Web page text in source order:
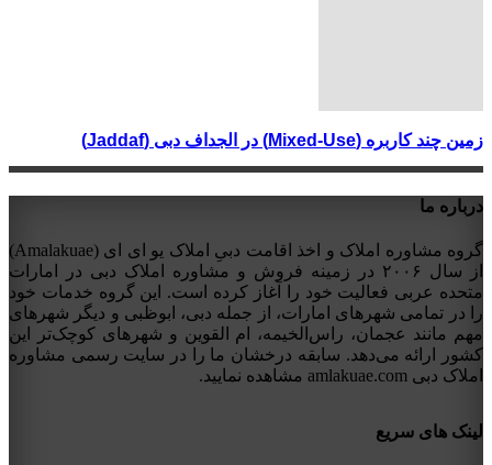
زمین چند کاربره (Mixed-Use) در الجداف دبی (Jaddaf)
درباره ما
گروه مشاوره املاک و اخذ اقامت دبیِ املاک یو ای ای (Amalakuae)
از سال ۲۰۰۶ در زمینه فروش و مشاوره املاک دبی در امارات
متحده عربی فعالیت خود را آغاز کرده است. این گروه خدمات خود
را در تمامی شهرهای امارات، از جمله دبی، ابوظبی و دیگر شهرهای
مهم مانند عجمان، راس‌الخیمه، ام القوین و شهرهای کوچک‌تر این
کشور ارائه می‌دهد. سابقه درخشان ما را در سایت رسمی مشاوره
املاک دبی amlakuae.com مشاهده نمایید.
لینک های سریع